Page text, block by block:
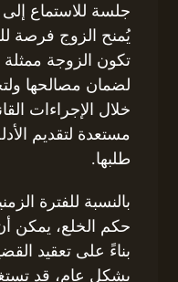
جلسة للاستماع
يُمنح الزوج فرصة
تكون الزوجة ممثلة
لضمان مصالحها
خلال الإجراءات
مستعدة لتقديم
طلبها.
بالنسبة للفترة
حكم الخلع، يمكن
بناءً على تعقيد
بشكل عام، قد